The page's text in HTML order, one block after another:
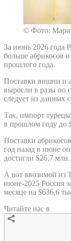
© Фото:
За июнь 2026 года
больше абрикосов
прошлого года.
Поставки вишни и
выросли в разы по
следует из данных
Так, импорт
в прошлом году до
Поставки
год назад в июне
достигли $26,7 млн.
А вот ввозимой из
июне-2025 Россия
месяце на $636,6
Читайте нас в